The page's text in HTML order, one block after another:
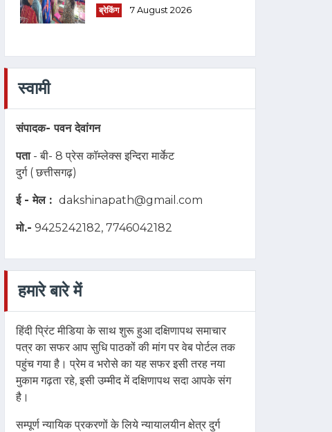
अवलोकन कर बुनकरों को किया
ब्रेकिंग 7 August 2026
स्वामी
संपादक-पवन देवांगन
पता- बी- 8 प्रेस कॉम्लेक्स इन्दिरा मार्केट
दुर्ग ( छत्तीसगढ़)
ई - मेल : dakshinapath@gmail.com
मो.- 9425242182, 7746042182
हमारे बारे में
हिंदी प्रिंट मीडिया के साथ शुरू हुआ दक्षिणापथ समाचार
पत्र का सफर आप सुधि पाठकों की मांग पर वेब पोर्टल तक
पहुंच गया है। प्रेम व भरोसे का यह सफर इसी तरह नया
मुकाम गढ़ता रहे, इसी उम्मीद में दक्षिणापथ सदा आपके संग
है।
सम्पूर्ण न्यायिक प्रकरणों के लिये न्यायालयीन क्षेत्र दुर्ग